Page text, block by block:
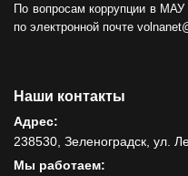
По вопросам коррупции в
по электронной почте
Наши контакты
Адрес:
238530, Зеленоградск, ул.
Мы работаем: